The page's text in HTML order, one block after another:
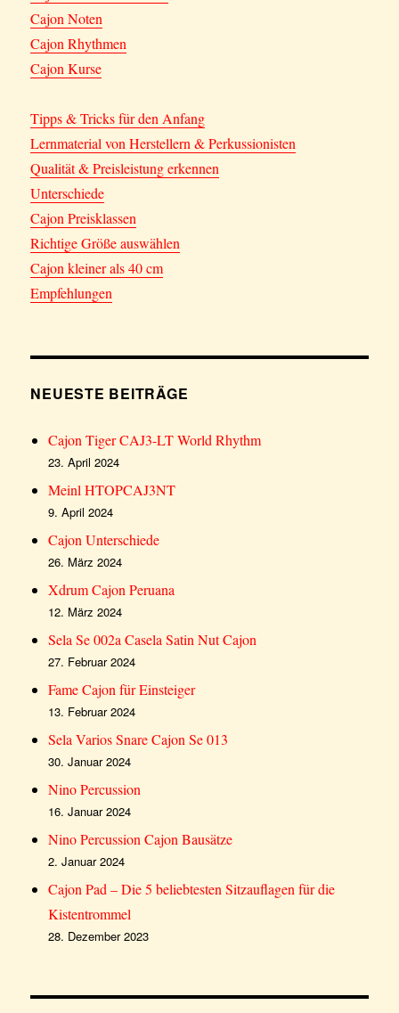
Cajon Noten
Cajon Rhythmen
Cajon Kurse
Tipps & Tricks für den Anfang
Lernmaterial von Herstellern & Perkussionisten
Qualität & Preisleistung erkennen
Unterschiede
Cajon Preisklassen
Richtige Größe auswählen
Cajon kleiner als 40 cm
Empfehlungen
NEUESTE BEITRÄGE
Cajon Tiger CAJ3-LT World Rhythm
23. April 2024
Meinl HTOPCAJ3NT
9. April 2024
Cajon Unterschiede
26. März 2024
Xdrum Cajon Peruana
12. März 2024
Sela Se 002a Casela Satin Nut Cajon
27. Februar 2024
Fame Cajon für Einsteiger
13. Februar 2024
Sela Varios Snare Cajon Se 013
30. Januar 2024
Nino Percussion
16. Januar 2024
Nino Percussion Cajon Bausätze
2. Januar 2024
Cajon Pad – Die 5 beliebtesten Sitzauflagen für die
Kistentrommel
28. Dezember 2023